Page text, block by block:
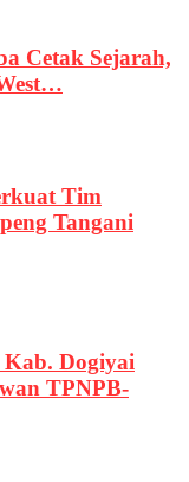
Cetak Sejarah,
Tim
Tangani
Dogiyai
TPNPB-